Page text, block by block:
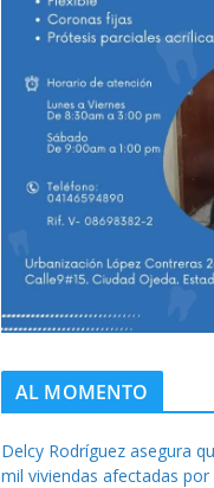
AL MOMENTO
Delcy Rodríguez asegura
mil viviendas afectadas